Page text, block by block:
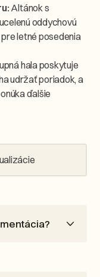
Altánok s
oddychovú
letné posedenia
hala poskytuje
udržať poriadok, a
ďalšie